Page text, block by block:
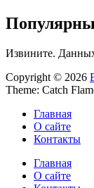
Извините.
Copyright © 2026
Theme: Catch
Главная
О сайте
Контакты
Главная
О сайте